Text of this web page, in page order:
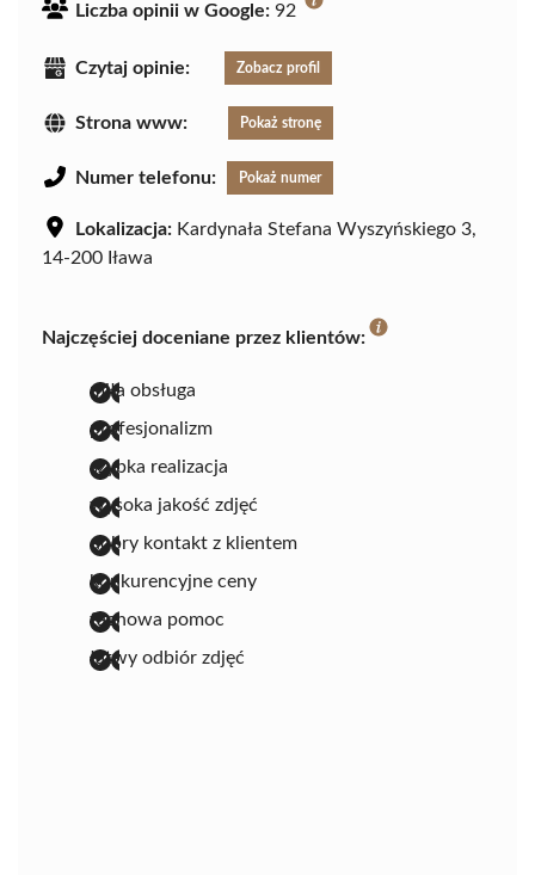
Liczba opinii w Google: 92
Czytaj opinie: Zobacz profil
Strona www: Pokaż stronę
Numer telefonu: Pokaż numer
Lokalizacja: Kardynała Stefana Wyszyńskiego 3,
14-200 Iława
Najczęściej doceniane przez klientów:
miła obsługa
profesjonalizm
szybka realizacja
wysoka jakość zdjęć
dobry kontakt z klientem
konkurencyjne ceny
fachowa pomoc
łatwy odbiór zdjęć